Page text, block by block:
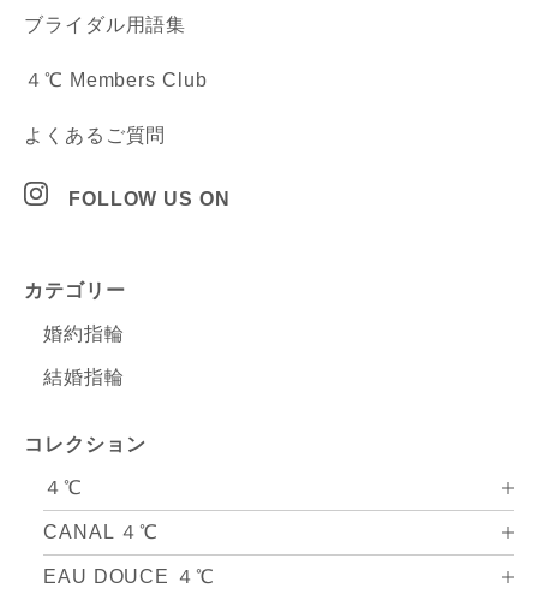
ブライダル用語集
４℃ Members Club
よくあるご質問
FOLLOW US ON
カテゴリー
婚約指輪
結婚指輪
コレクション
４℃
CANAL ４℃
EAU DOUCE ４℃